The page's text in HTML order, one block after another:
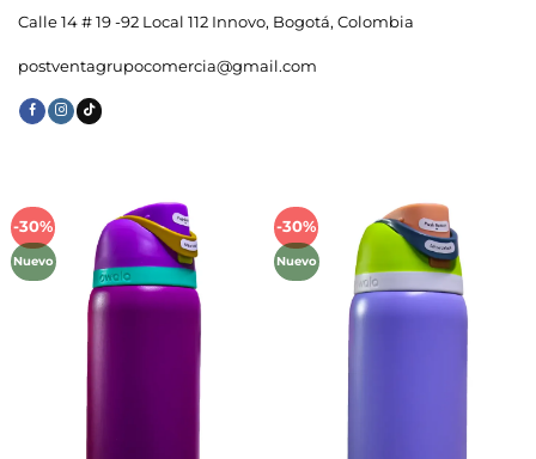
Calle 14 # 19 -92 Local 112 Innovo, Bogotá, Colombia
postventagrupocomercia@gmail.com
-30%
Nuevo
Añadir
lista de
deseos
-30%
Nuevo
Añadir
lista de
deseos